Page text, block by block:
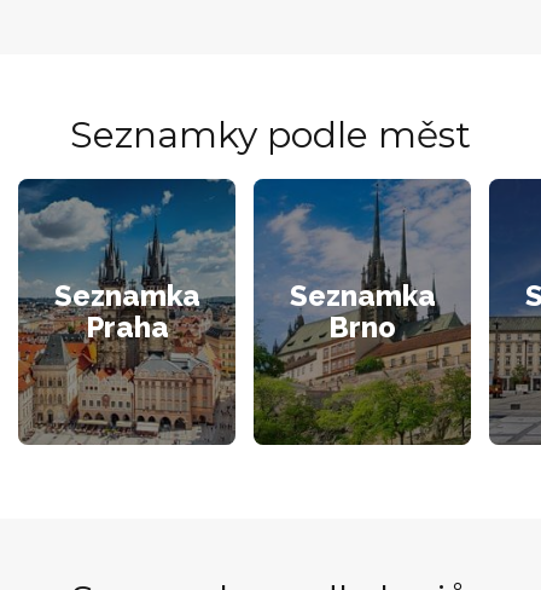
Seznamky podle měst
Seznamka
Praha
Seznamka
Brno